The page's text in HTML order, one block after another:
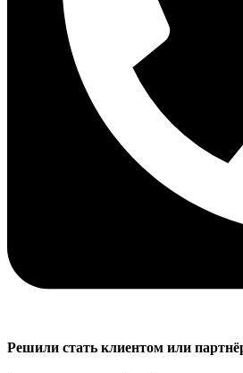
Решили стать клиентом или